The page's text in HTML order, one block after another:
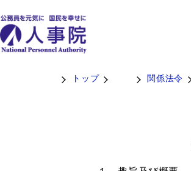
トップ 関係法令